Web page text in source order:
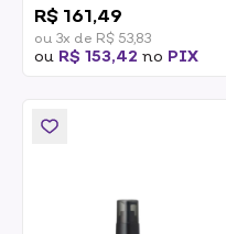
30ml
R$ 161,49
ou 3x de R$ 53,83
ou R$ 153,42 no PIX